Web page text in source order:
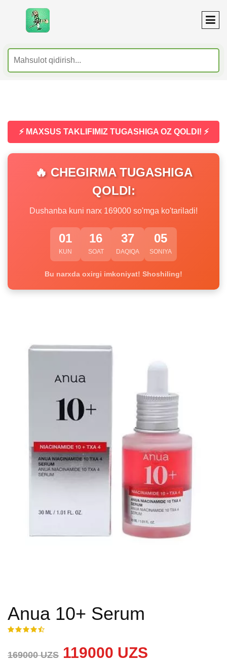
⚡ MAXSUS TAKLIFIMIZ TUGASHIGA OZ QOLDI! ⚡
🔥 CHEGIRMA TUGASHIGA
QOLDI:
Dushanba kuni narx 169000 so'mga ko'tariladi!
01
KUN
16
SOAT
37
DAQIQA
04
SONIYA
Bu narxda oxirgi imkoniyat! Shoshiling!
Anua 10+ Serum
169000 UZS 119000 UZS